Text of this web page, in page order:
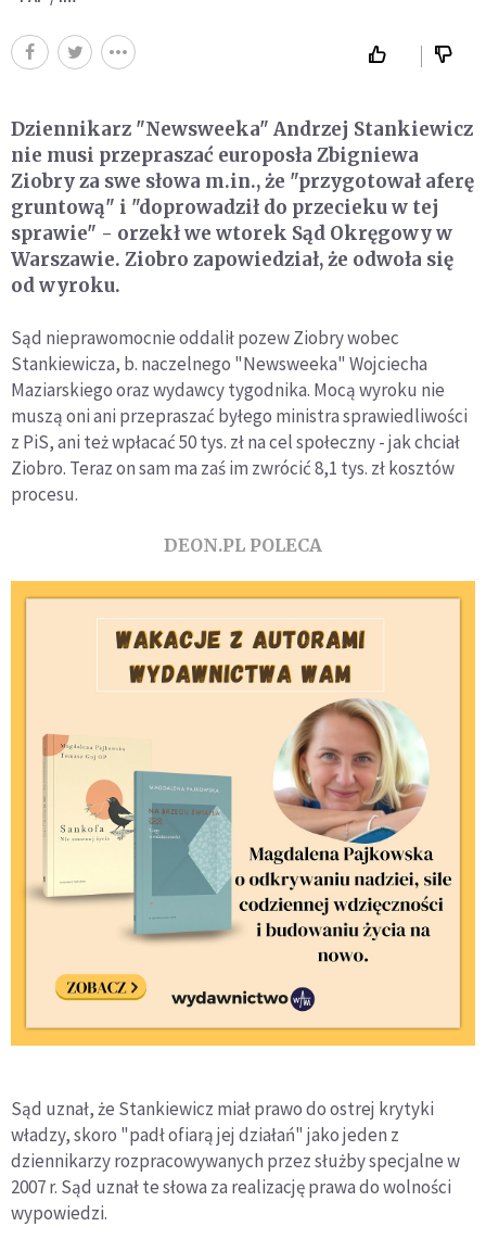
Dziennikarz "Newsweeka" Andrzej Stankiewicz
nie musi przepraszać europosła Zbigniewa
Ziobry za swe słowa m.in., że "przygotował aferę
gruntową" i "doprowadził do przecieku w tej
sprawie" - orzekł we wtorek Sąd Okręgowy w
Warszawie. Ziobro zapowiedział, że odwoła się
od wyroku.
Sąd nieprawomocnie oddalił pozew Ziobry wobec
Stankiewicza, b. naczelnego "Newsweeka" Wojciecha
Maziarskiego oraz wydawcy tygodnika. Mocą wyroku nie
muszą oni ani przepraszać byłego ministra sprawiedliwości
z PiS, ani też wpłacać 50 tys. zł na cel społeczny - jak chciał
Ziobro. Teraz on sam ma zaś im zwrócić 8,1 tys. zł kosztów
procesu.
DEON.PL POLECA
Sąd uznał, że Stankiewicz miał prawo do ostrej krytyki
władzy, skoro "padł ofiarą jej działań" jako jeden z
dziennikarzy rozpracowywanych przez służby specjalne w
2007 r. Sąd uznał te słowa za realizację prawa do wolności
wypowiedzi.